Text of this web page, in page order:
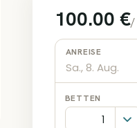
100.00 €/
ANREISE
BETTEN